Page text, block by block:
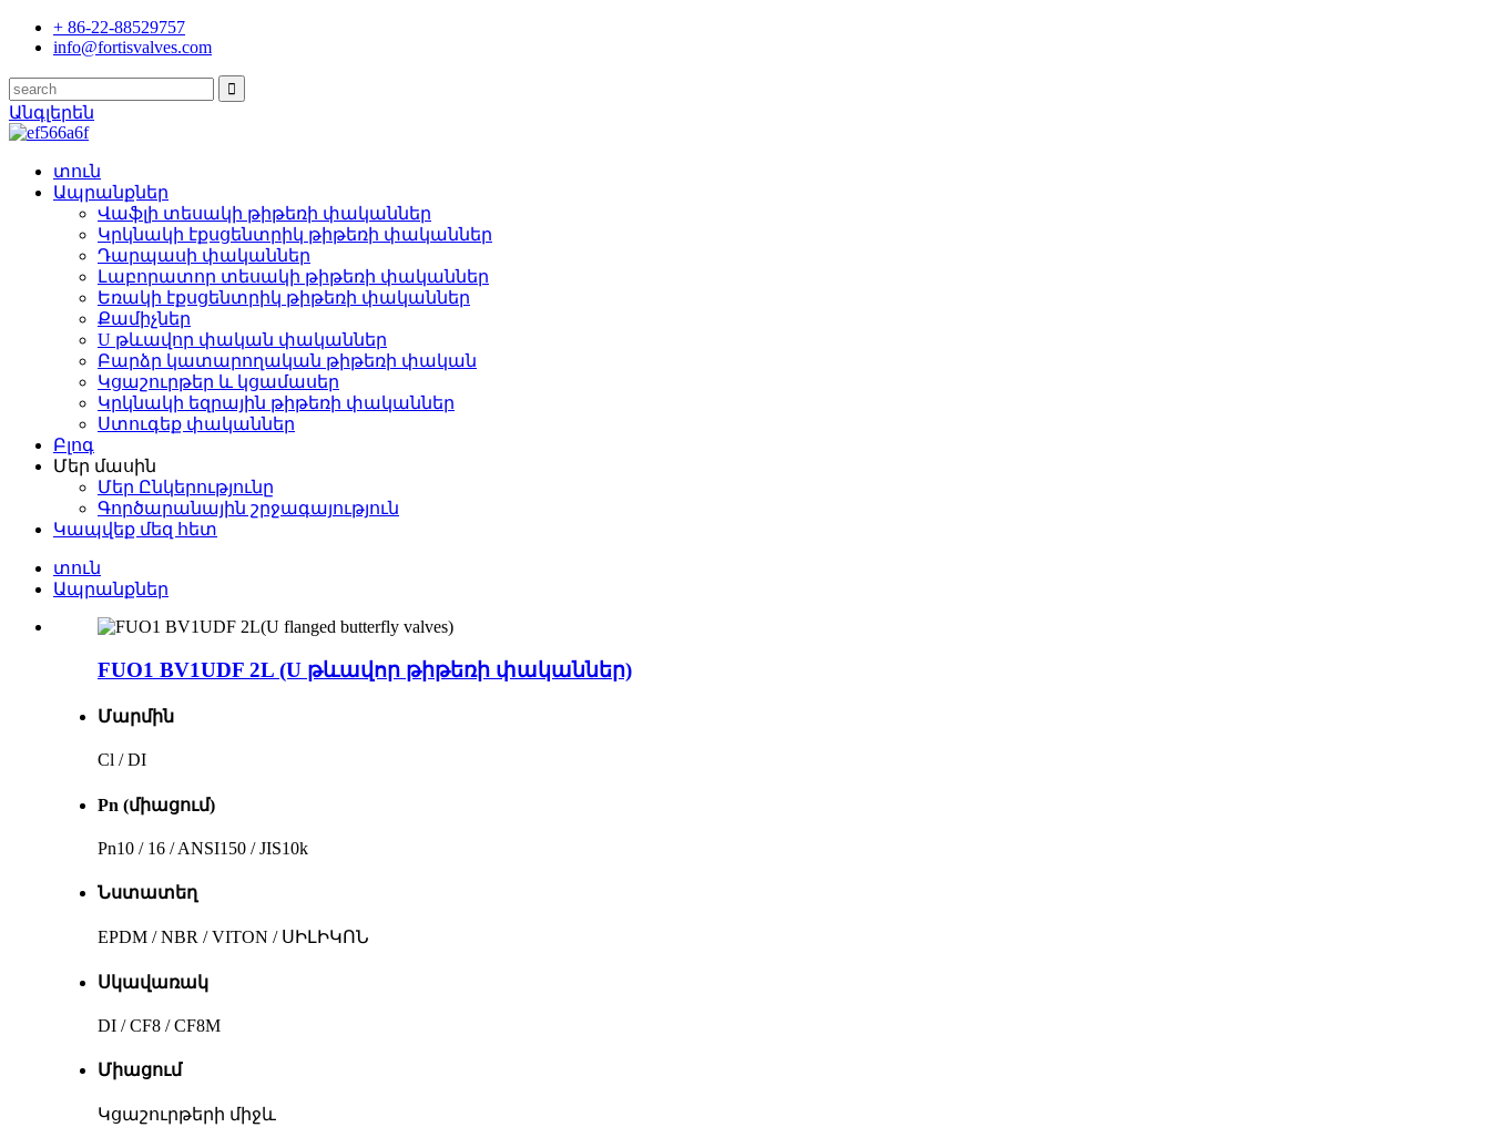
+ 86-22-88529757
info@fortisvalves.com
Անգլերեն
տուն
Ապրանքներ
Վաֆլի տեսակի թիթեռի փականներ
Կրկնակի էքսցենտրիկ թիթեռի փականներ
Դարպասի փականներ
Լաբորատոր տեսակի թիթեռի փականներ
Եռակի էքսցենտրիկ թիթեռի փականներ
Քամիչներ
U թևավոր փական փականներ
Բարձր կատարողական թիթեռի փական
Կցաշուրթեր և կցամասեր
Կրկնակի եզրային թիթեռի փականներ
Ստուգեք փականներ
Բլոգ
Մեր մասին
Մեր Ընկերությունը
Գործարանային շրջագայություն
Կապվեք մեզ հետ
տուն
Ապրանքներ
FUO1 BV1UDF 2L (U թևավոր թիթեռի փականներ)
Մարմին
Cl / DI
Pn (միացում)
Pn10 / 16 / ANSI150 / JIS10k
Նստատեղ
EPDM / NBR / VITON / ՍԻԼԻԿՈՆ
Սկավառակ
DI / CF8 / CF8M
Միացում
Կցաշուրթերի միջև